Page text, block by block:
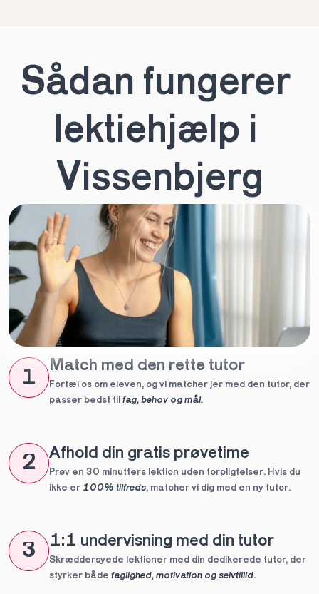
Sådan fungerer
lektiehjælp i
Vissenbjerg
1
Match med den rette tutor
Fortæl os om eleven, og vi matcher jer med den tutor, der
passer bedst til fag, behov og mål.
2 Afhold din gratis prøvetime
Prøv en 30 minutters lektion uden forpligtelser. Hvis du
ikke er 100% tilfreds, matcher vi dig med en ny tutor.
3 1:1 undervisning med din tutor
Skræddersyede lektioner med din dedikerede tutor, der
styrker både faglighed, motivation og selvtillid.